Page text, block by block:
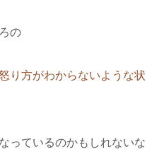
の
り方がわからないような状
っているのかもしれないな